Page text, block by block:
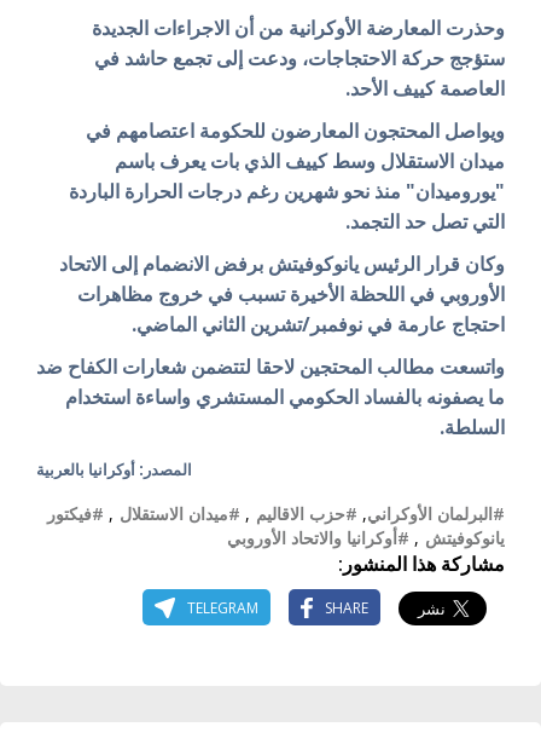
وحذرت المعارضة الأوكرانية من أن الاجراءات الجديدة
ستؤجج حركة الاحتجاجات، ودعت إلى تجمع حاشد في
العاصمة كييف الأحد.
ويواصل المحتجون المعارضون للحكومة اعتصامهم في
ميدان الاستقلال وسط كييف الذي بات يعرف باسم
"يوروميدان" منذ نحو شهرين رغم درجات الحرارة الباردة
التي تصل حد التجمد.
وكان قرار الرئيس يانوكوفيتش برفض الانضمام إلى الاتحاد
الأوروبي في اللحظة الأخيرة تسبب في خروج مظاهرات
احتجاج عارمة في نوفمبر/تشرين الثاني الماضي.
واتسعت مطالب المحتجين لاحقا لتتضمن شعارات الكفاح ضد
ما يصفونه بالفساد الحكومي المستشري واساءة استخدام
السلطة.
المصدر: أوكرانيا بالعربية
#البرلمان الأوكراني, #حزب الاقاليم , #ميدان الاستقلال , #فيكتور
يانوكوفيتش , #أوكرانيا والاتحاد الأوروبي
مشاركة هذا المنشور:
SHARE
TELEGRAM